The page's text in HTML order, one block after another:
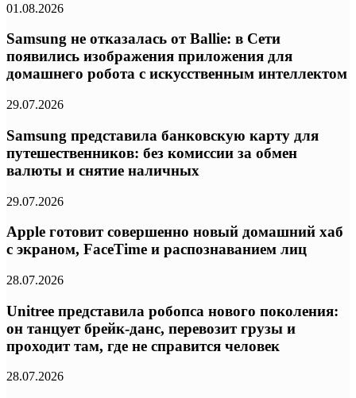
01.08.2026
Samsung не отказалась от Ballie: в Сети
появились изображения приложения для
домашнего робота с искусственным интеллектом
29.07.2026
Samsung представила банковскую карту для
путешественников: без комиссии за обмен
валюты и снятие наличных
29.07.2026
Apple готовит совершенно новый домашний хаб
с экраном, FaceTime и распознаванием лиц
28.07.2026
Unitree представила робопса нового поколения:
он танцует брейк-данс, перевозит грузы и
проходит там, где не справится человек
28.07.2026